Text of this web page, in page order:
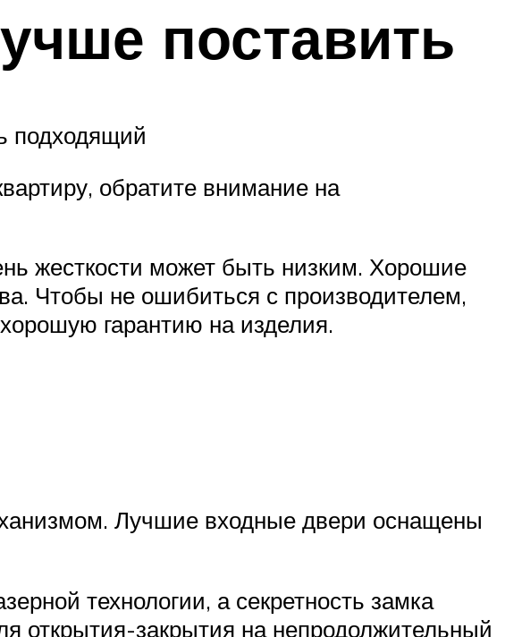
поставить
подходящий
обратите внимание на
жесткости может быть низким. Хорошие
Чтобы не ошибиться с производителем,
гарантию на изделия.
Лучшие входные двери оснащены
технологии, а секретность замка
открытия-закрытия на непродолжительный